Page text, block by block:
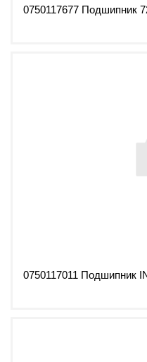
0750117677 Подшипник
0750117011 Подшипник